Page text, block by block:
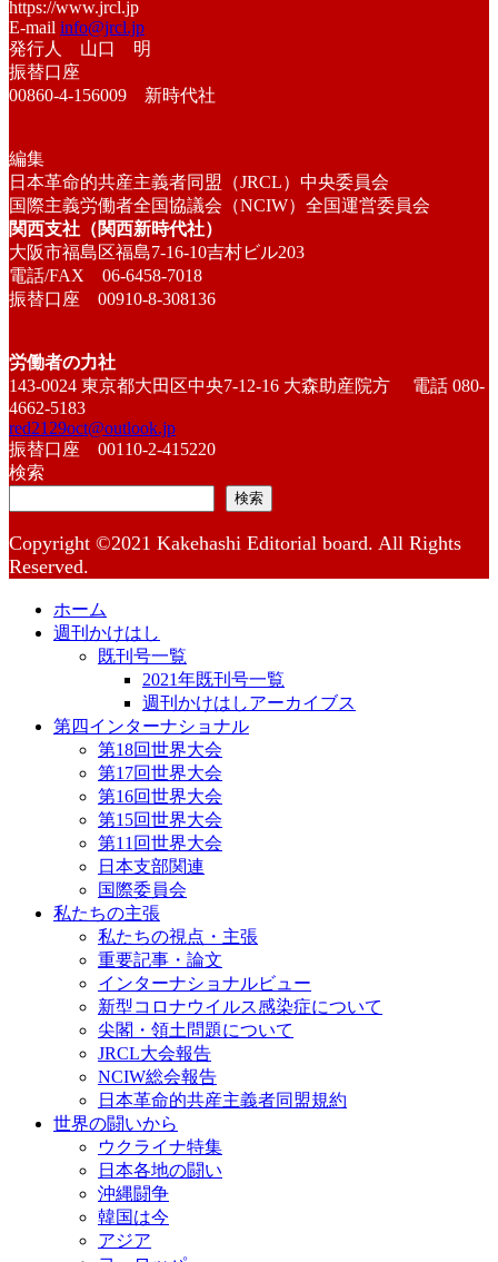
https://www.jrcl.jp
E-mail info@jrcl.jp
発行人 山口 明
振替口座
00860-4-156009 新時代社
編集
日本革命的共産主義者同盟（JRCL）中央委員会
国際主義労働者全国協議会（NCIW）全国運営委員会
関西支社（関西新時代社）
大阪市福島区福島7-16-10吉村ビル203
電話/FAX 06-6458-7018
振替口座 00910-8-308136
労働者の力社
143-0024 東京都大田区中央7-12-16 大森助産院方 電話 080-
4662-5183
red2129oct@outlook.jp
振替口座 00110-2-415220
検索
検索
Copyright ©2021 Kakehashi Editorial board. All Rights
Reserved.
ホーム
週刊かけはし
既刊号一覧
2021年既刊号一覧
週刊かけはしアーカイブス
第四インターナショナル
第18回世界大会
第17回世界大会
第16回世界大会
第15回世界大会
第11回世界大会
日本支部関連
国際委員会
私たちの主張
私たちの視点・主張
重要記事・論文
インターナショナルビュー
新型コロナウイルス感染症について
尖閣・領土問題について
JRCL大会報告
NCIW総会報告
日本革命的共産主義者同盟規約
世界の闘いから
ウクライナ特集
日本各地の闘い
沖縄闘争
韓国は今
アジア